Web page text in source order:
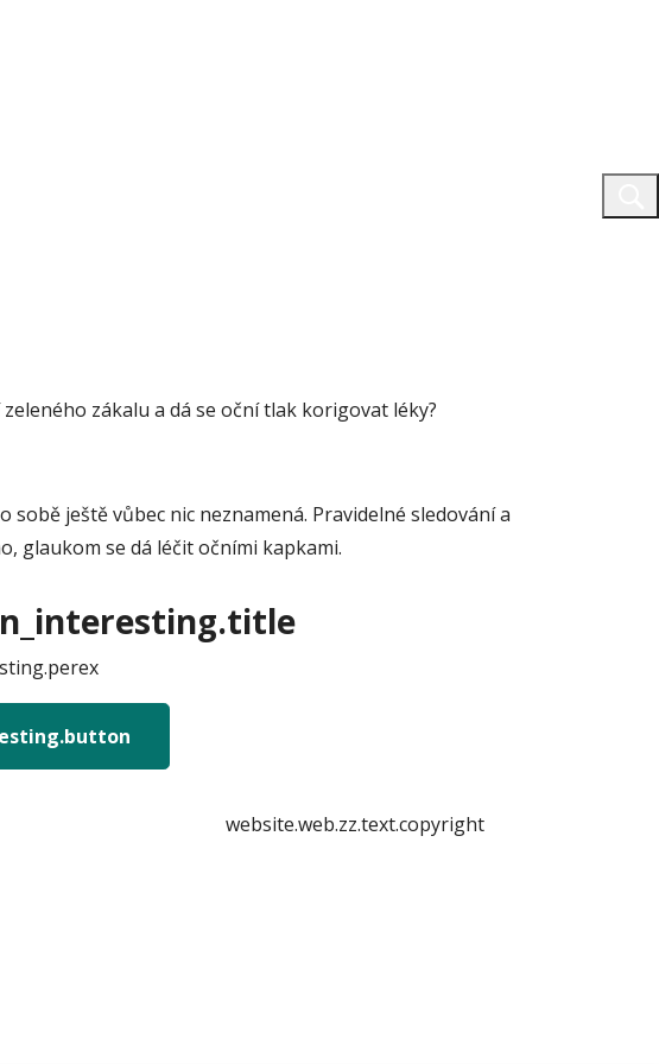
zákalu a dá se oční tlak korigovat léky?
ještě vůbec nic neznamená. Pravidelné sledování a
glaukom se dá léčit očními kapkami.
website.web.zz.text.copyright